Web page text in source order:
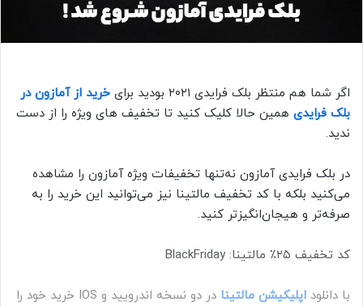
اگر شما هم منتظر بلک فرایدی ۲۰۲۱ بودید برای
خرید از آمازون در
بلک فرایدی همین حالا کلیک کنید تا تخفیف های ویژه را از دست
ندید.
در بلک فرایدی آمازون نه‌تنها تخفیفات ویژه آمازون را مشاهده
می‌کنید بلکه با کد تخفیف مالتینا نیز می‌توانید این خرید را به
صرفه‌تر و هیجان‌انگیزتر کنید.
کد تخفیف ۲۵٪ مالتینا: BlackFriday
با دانلود اپلیکیشن مالتینا
در دو نسخه اندرویید و IOS خرید خود را